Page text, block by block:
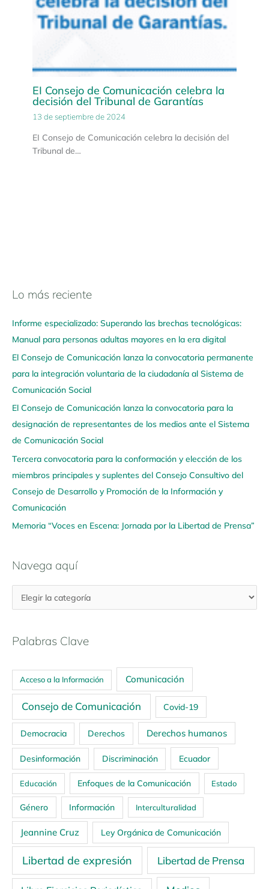
EI Consejo de Comunicación celebra la
decisión del Tribunal de Garantías
13 de septiembre de 2024
EI Consejo de Comunicación celebra la decisión del
Tribunal de…
Lo más reciente
Informe especializado: Superando las brechas tecnológicas:
Manual para personas adultas mayores en la era digital
El Consejo de Comunicación lanza la convocatoria permanente
para la integración voluntaria de la ciudadanía al Sistema de
Comunicación Social
El Consejo de Comunicación lanza la convocatoria para la
designación de representantes de los medios ante el Sistema
de Comunicación Social
Tercera convocatoria para la conformación y elección de los
miembros principales y suplentes del Consejo Consultivo del
Consejo de Desarrollo y Promoción de la Información y
Comunicación
Memoria “Voces en Escena: Jornada por la Libertad de Prensa”
Navega aquí
N
v
e
g
a
a
q
u
í
Palabras Clave
Acceso a la Información Comunicación
Consejo de Comunicación Covid-19
Democracia Derechos Derechos humanos
Desinformación Discriminación Ecuador
Educación Enfoques de la Comunicación Estado
Género Información Interculturalidad
Jeannine Cruz Ley Orgánica de Comunicación
Libertad de expresión Libertad de Prensa